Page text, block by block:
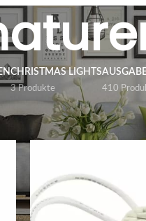
CHRISTMAS LIGHTS
3 Produkte 410